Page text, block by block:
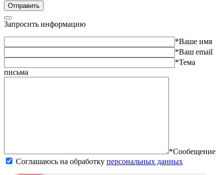
Отправить
Запросить информацию
*Ваше имя
*Ваш email
*Тема
письма
*Сообещение
Соглашаюсь на обработку персональных данных